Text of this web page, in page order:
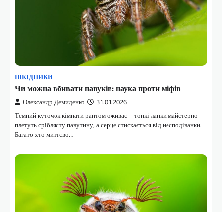
ШКІДНИКИ
Чи можна вбивати павуків: наука проти міфів
Олександр Демиденко 31.01.2026
Темний куточок кімнати раптом оживає – тонкі лапки майстерно
плетуть сріблясту павутину, а серце стискається від несподіванки.
Багато хто миттєво…